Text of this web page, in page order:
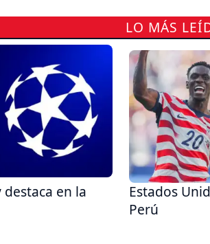
LO MÁS
destaca en la
Estados
Perú